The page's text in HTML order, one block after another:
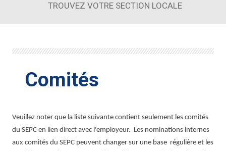
TROUVEZ VOTRE SECTION LOCALE
Comités
Veuillez noter que la liste suivante contient seulement les comités
du SEPC en lien direct avec l'employeur. Les nominations internes
aux comités du SEPC peuvent changer sur une base régulière et les